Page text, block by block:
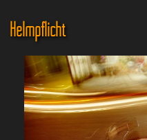
Helmpflicht